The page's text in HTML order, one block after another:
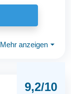
Mehr anzeigen ⏷
9,2/10